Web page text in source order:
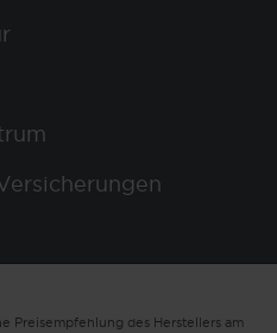
Preisempfehlung des Herstellers am